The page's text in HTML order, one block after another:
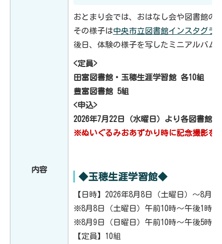
内容
おとまり会では、おはなし会や図書館の
その様子は中央市立図書館インスタグラ
後日、体験の様子を写したミニアルバム
<定員>
田富図書館・玉穂生涯学習館 各10組
豊富図書館 5組
<申込>
2026年7月22日（水曜日）より各図書館
※ぬいぐるみおあずかり時に記念撮影を
◆玉穂生涯学習館◆
【日時】2026年8月8日（土曜日）～8月9
※8月8日（土曜日）午前10時～午後1時…
※8月9日（日曜日）午前10時～午後5時…
【定員】10組